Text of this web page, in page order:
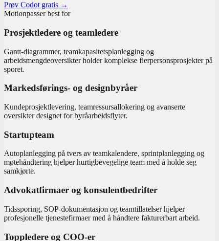
Prøv Codot gratis →
Motionpasser best for
Prosjektledere og teamledere
Gantt-diagrammer, teamkapasitetsplanlegging og
arbeidsmengdeoversikter holder komplekse flerpersonsprosjekter på
sporet.
Markedsførings- og designbyråer
Kundeprosjektlevering, teamressursallokering og avanserte
oversikter designet for byråarbeidsflyter.
Startupteam
Autoplanlegging på tvers av teamkalendere, sprintplanlegging og
møtehåndtering hjelper hurtigbevegelige team med å holde seg
samkjørte.
Advokatfirmaer og konsulentbedrifter
Tidssporing, SOP-dokumentasjon og teamtillatelser hjelper
profesjonelle tjenestefirmaer med å håndtere fakturerbart arbeid.
Toppledere og COO-er